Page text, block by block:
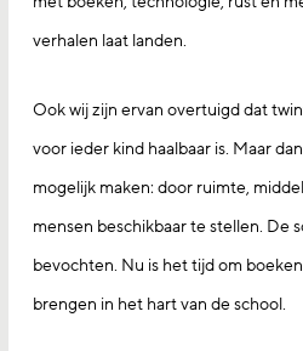
verhalen laat landen.
Ook wij zijn ervan overtuigd dat
voor ieder kind haalbaar is. Maar
mogelijk maken: door ruimte,
mensen beschikbaar te stellen. De
bevochten. Nu is het tijd om
brengen in het hart van de school.